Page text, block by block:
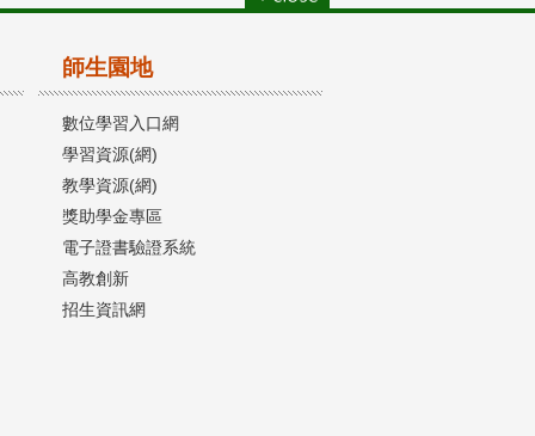
師生園地
數位學習入口網
學習資源(網)
教學資源(網)
獎助學金專區
電子證書驗證系統
高教創新
招生資訊網